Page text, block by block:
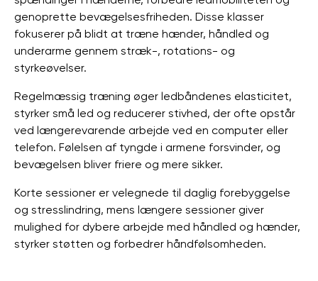
genoprette bevægelsesfriheden. Disse klasser
fokuserer på blidt at træne hænder, håndled og
underarme gennem stræk-, rotations- og
styrkeøvelser.
Regelmæssig træning øger ledbåndenes elasticitet,
styrker små led og reducerer stivhed, der ofte opstår
ved længerevarende arbejde ved en computer eller
telefon. Følelsen af ​​tyngde i armene forsvinder, og
bevægelsen bliver friere og mere sikker.
Korte sessioner er velegnede til daglig forebyggelse
og stresslindring, mens længere sessioner giver
mulighed for dybere arbejde med håndled og hænder,
styrker støtten og forbedrer håndfølsomheden.